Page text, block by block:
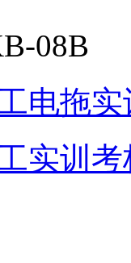
08B
电拖实
实训考